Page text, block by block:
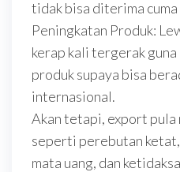
tidak bisa diterima
Peningkatan Produk:
kerap kali tergerak
produk supaya bisa
internasional.
Akan tetapi, export pula
seperti perebutan
mata uang, dan